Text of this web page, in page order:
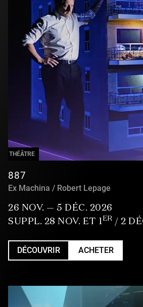
THÉÂTRE
887
Ex Machina / Robert Lepage
26 NOV. — 5 DÉC. 2026
SUPPL. 28 NOV. ET 1ER / 2
DÉCOUVRIR ACHETER